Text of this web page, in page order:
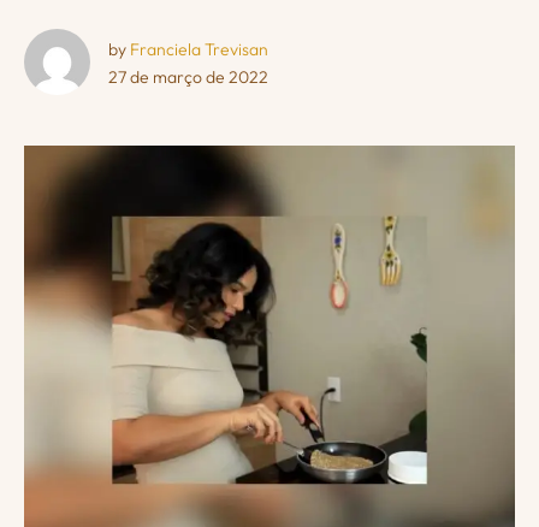
by Franciela Trevisan
27 de março de 2022